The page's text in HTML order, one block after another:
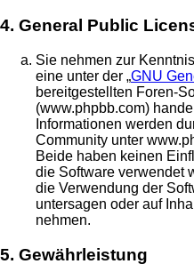
4. General Public
Sie nehmen zur
eine unter der „GNU
bereitgestellten Foren-
(www.phpbb.com)
Informationen werden
Community unter
Beide haben keinen
die Software verwendet
die Verwendung der
untersagen oder auf
nehmen.
5. Gewährleistung